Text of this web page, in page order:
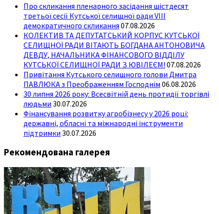
Про скликання пленарного засідання шістдесят
третьої сесії Кутської селищної ради VIII
демократичного скликання 07.08.2026
КОЛЕКТИВ ТА ДЕПУТАТСЬКИЙ КОРПУС КУТСЬКОЇ
СЕЛИЩНОЇ РАДИ ВІТАЮТЬ БОГДАНА АНТОНОВИЧА
ДЕВДУ, НАЧАЛЬНИКА ФІНАНСОВОГО ВІДДІЛУ
КУТСЬКОЇ СЕЛИЩНОЇ РАДИ З ЮВІЛЕЄМ! 07.08.2026
Привітання Кутського селищного голови Дмитра
ПАВЛЮКА з Преображенням Господнім 06.08.2026
30 липня 2026 року: Всесвітній день протидії торгівлі
людьми 30.07.2026
Фінансування розвитку агробізнесу у 2026 році:
державні, обласні та міжнародні інструменти
підтримки 30.07.2026
Рекомендована галерея